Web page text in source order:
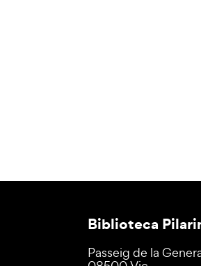
Biblioteca
Passeig de la